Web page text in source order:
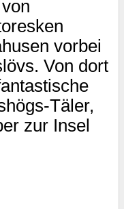
vorbei
Von dort
Täler,
zur Insel